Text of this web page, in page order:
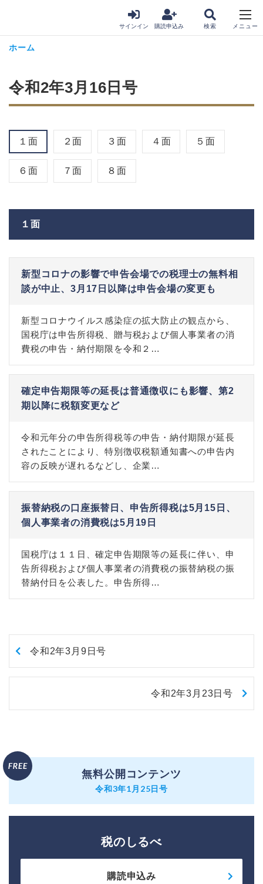
サインイン 購読申込み
ホーム
令和2年3月16日号
１面 ２面 ３面 ４面 ５面
６面 ７面 ８面
１面
新型コロナの影響で申告会場での税理士の無料相
談が中止、3月17日以降は申告会場の変更も
新型コロナウイルス感染症の拡大防止の観点から、
国税庁は申告所得税、贈与税および個人事業者の消
費税の申告・納付期限を令和２…
確定申告期限等の延長は普通徴収にも影響、第2
期以降に税額変更など
令和元年分の申告所得税等の申告・納付期限が延長
されたことにより、特別徴収税額通知書への申告内
容の反映が遅れるなどし、企業…
振替納税の口座振替日、申告所得税は5月15日、
個人事業者の消費税は5月19日
国税庁は１１日、確定申告期限等の延長に伴い、申
告所得税および個人事業者の消費税の振替納税の振
替納付日を公表した。申告所得…
令和2年3月9日号
令和2年3月23日号
無料公開コンテンツ
令和3年1月25日号
税のしるべ
購読申込み